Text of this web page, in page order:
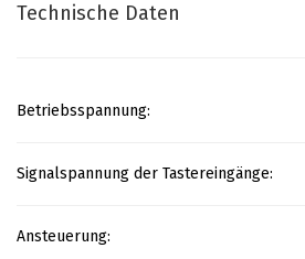
Technische Daten
Betriebsspannung:
Signalspannung der Tastereingänge:
Ansteuerung: